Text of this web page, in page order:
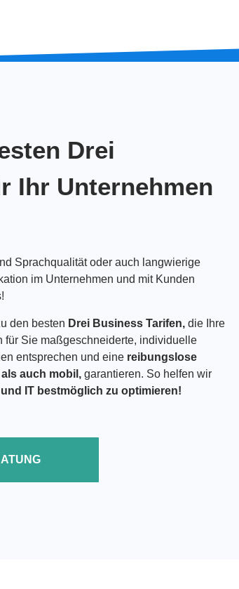
Drei
Ihr Unternehmen
Sprachqualität oder auch langwierige
im Unternehmen und mit Kunden
den besten Drei Business Tarifen, die Ihre
für Sie maßgeschneiderte, individuelle
entsprechen und eine reibungslose
auch mobil, garantieren. So helfen wir
IT bestmöglich zu optimieren!